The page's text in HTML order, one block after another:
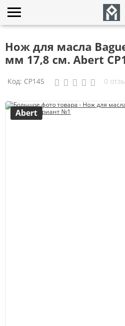
Нож для масла
мм 17,8 см. Abert
Код: CP145 0
Abert